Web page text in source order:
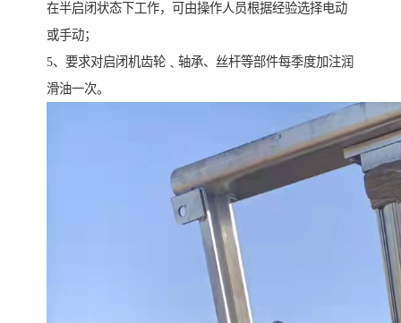
在半启闭状态下工作，可由操作人员根据经验选择电动
或手动；
5、要求对启闭机齿轮﹑轴承、丝杆等部件每季度加注润
滑油一次。